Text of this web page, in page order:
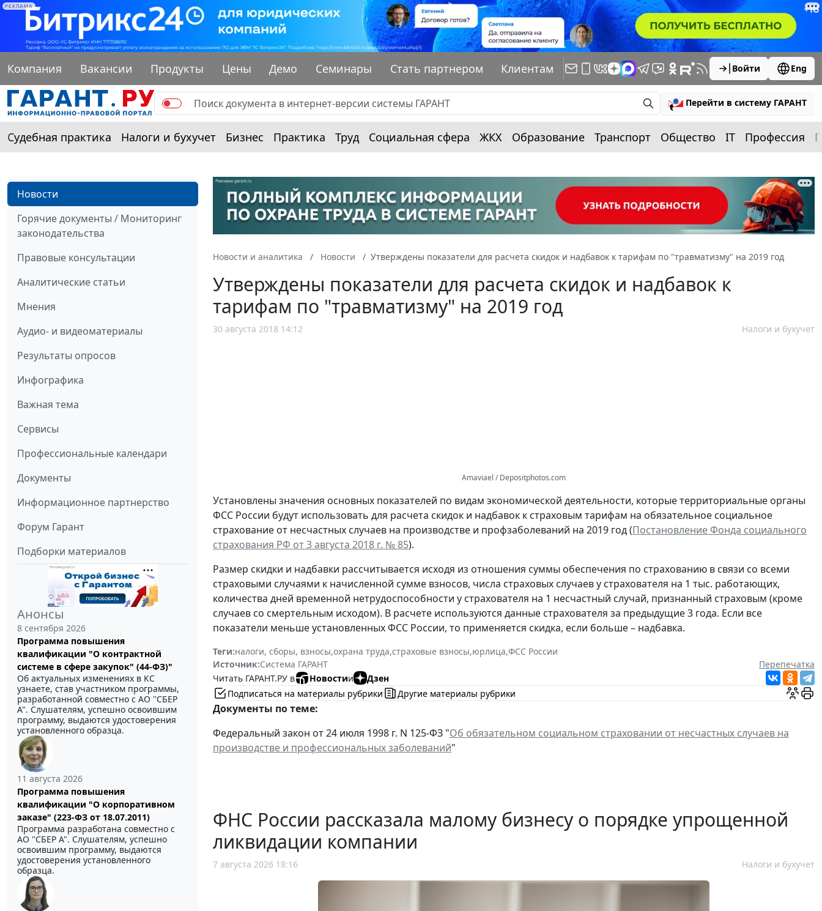
РЕКЛАМА
Компания Вакансии Продукты Цены Демо Семинары Стать партнером Клиентам Войти Eng
Перейти в систему ГАРАНТ
Судебная практика Налоги и бухучет Бизнес Практика Труд Социальная сфера ЖКХ Образование Транспорт Общество IT Профессия
Новости
Горячие документы / Мониторинг
законодательства
Правовые консультации
Аналитические статьи
Мнения
Аудио- и видеоматериалы
Результаты опросов
Инфографика
Важная тема
Сервисы
Профессиональные календари
Документы
Информационное партнерство
Форум Гарант
Подборки материалов
Анонсы
8 сентября 2026
Программа повышения
квалификации "О контрактной
системе в сфере закупок" (44-ФЗ)"
Об актуальных изменениях в КС
узнаете, став участником программы,
разработанной совместно с АО ''СБЕР
А". Слушателям, успешно освоившим
программу, выдаются удостоверения
установленного образца.
11 августа 2026
Программа повышения
квалификации "О корпоративном
заказе" (223-ФЗ от 18.07.2011)
Программа разработана совместно с
АО ''СБЕР А". Слушателям, успешно
освоившим программу, выдаются
удостоверения установленного
образца.
Новости и аналитика Новости Утверждены показатели для расчета скидок и надбавок к тарифам по "травматизму" на 2019 год
Утверждены показатели для расчета скидок и надбавок к
тарифам по "травматизму" на 2019 год
30 августа 2018 14:12 Налоги и бухучет
Amaviael / Depositphotos.com
Установлены значения основных показателей по видам экономической деятельности, которые территориальные органы
ФСС России будут использовать для расчета скидок и надбавок к страховым тарифам на обязательное социальное
страхование от несчастных случаев на производстве и профзаболеваний на 2019 год (Постановление Фонда социального
страхования РФ от 3 августа 2018 г. № 85).
Размер скидки и надбавки рассчитывается исходя из отношения суммы обеспечения по страхованию в связи со всеми
страховыми случаями к начисленной сумме взносов, числа страховых случаев у страхователя на 1 тыс. работающих,
количества дней временной нетрудоспособности у страхователя на 1 несчастный случай, признанный страховым (кроме
случаев со смертельным исходом). В расчете используются данные страхователя за предыдущие 3 года. Если все
показатели меньше установленных ФСС России, то применяется скидка, если больше – надбавка.
Теги:налоги, сборы, взносы,охрана труда,страховые взносы,юрлица,ФСС России
Источник:Система ГАРАНТ
Перепечатка
Читать ГАРАНТ.РУ в
Новостии
Дзен
Подписаться на материалы рубрики
Другие материалы рубрики
Документы по теме:
Федеральный закон от 24 июля 1998 г. N 125-ФЗ "Об обязательном социальном страховании от несчастных случаев на
производстве и профессиональных заболеваний"
ФНС России рассказала малому бизнесу о порядке упрощенной
ликвидации компании
7 августа 2026 18:16 Налоги и бухучет